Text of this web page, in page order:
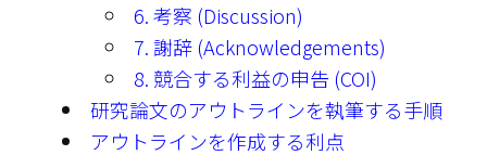
6. 考察 (Discussion)
7. 謝辞 (Acknowledgements)
8. 競合する利益の申告 (COI)
研究論文のアウトラインを執筆する手順
アウトラインを作成する利点